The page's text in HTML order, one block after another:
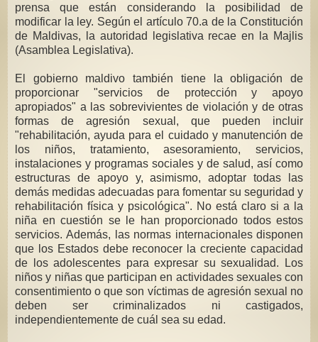
prensa que están considerando la posibilidad de
modificar la ley. Según el artículo 70.a de la Constitución
de Maldivas, la autoridad legislativa recae en la Majlis
(Asamblea Legislativa).
El gobierno maldivo también tiene la obligación de
proporcionar "servicios de protección y apoyo
apropiados" a las sobrevivientes de violación y de otras
formas de agresión sexual, que pueden incluir
"rehabilitación, ayuda para el cuidado y manutención de
los niños, tratamiento, asesoramiento, servicios,
instalaciones y programas sociales y de salud, así como
estructuras de apoyo y, asimismo, adoptar todas las
demás medidas adecuadas para fomentar su seguridad y
rehabilitación física y psicológica". No está claro si a la
niña en cuestión se le han proporcionado todos estos
servicios. Además, las normas internacionales disponen
que los Estados debe reconocer la creciente capacidad
de los adolescentes para expresar su sexualidad. Los
niños y niñas que participan en actividades sexuales con
consentimiento o que son víctimas de agresión sexual no
deben ser criminalizados ni castigados,
independientemente de cuál sea su edad.